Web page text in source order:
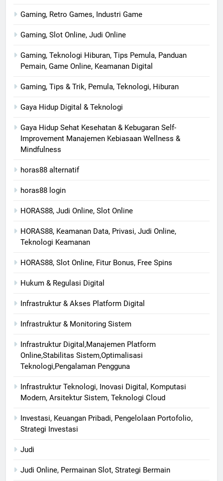
Gaming, Retro Games, Industri Game
Gaming, Slot Online, Judi Online
Gaming, Teknologi Hiburan, Tips Pemula, Panduan
Pemain, Game Online, Keamanan Digital
Gaming, Tips & Trik, Pemula, Teknologi, Hiburan
Gaya Hidup Digital & Teknologi
Gaya Hidup Sehat Kesehatan & Kebugaran Self-
Improvement Manajemen Kebiasaan Wellness &
Mindfulness
horas88 alternatif
horas88 login
HORAS88, Judi Online, Slot Online
HORAS88, Keamanan Data, Privasi, Judi Online,
Teknologi Keamanan
HORAS88, Slot Online, Fitur Bonus, Free Spins
Hukum & Regulasi Digital
Infrastruktur & Akses Platform Digital
Infrastruktur & Monitoring Sistem
Infrastruktur Digital,Manajemen Platform
Online,Stabilitas Sistem,Optimalisasi
Teknologi,Pengalaman Pengguna
Infrastruktur Teknologi, Inovasi Digital, Komputasi
Modern, Arsitektur Sistem, Teknologi Cloud
Investasi, Keuangan Pribadi, Pengelolaan Portofolio,
Strategi Investasi
Judi
Judi Online, Permainan Slot, Strategi Bermain